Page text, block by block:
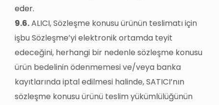
eder.
9.6.ALICI, Sözleşme konusu ürünün teslimatı için
işbu Sözleşme’yi elektronik ortamda teyit
edeceğini, herhangi bir nedenle sözleşme konusu
ürün bedelinin ödenmemesi ve/veya banka
kayıtlarında iptal edilmesi halinde, SATICI’nın
sözleşme konusu ürünü teslim yükümlülüğünün